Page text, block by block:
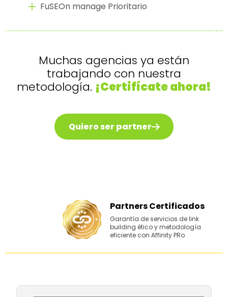
FuSEOn manage Prioritario
Muchas agencias ya están
trabajando con nuestra
metodología. ¡Certifícate ahora!
Quiero ser partner
Partners Certificados
Garantía de servicios de link
building ético y metodología
eficiente con Affinity PRo